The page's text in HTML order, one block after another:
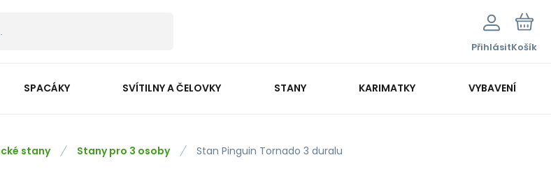
PřihlásitKošík
SPACÁKY SVÍTILNY A ČELOVKY STANY KARIMATKY VYBAVENÍ
stany Stany pro 3 osoby Stan Pinguin Tornado 3 duralu